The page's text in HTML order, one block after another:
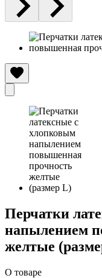
Перчатки
напылением
желтые
О товаре